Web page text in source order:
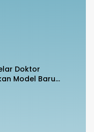
Doktor
Model Baru
Keadilan